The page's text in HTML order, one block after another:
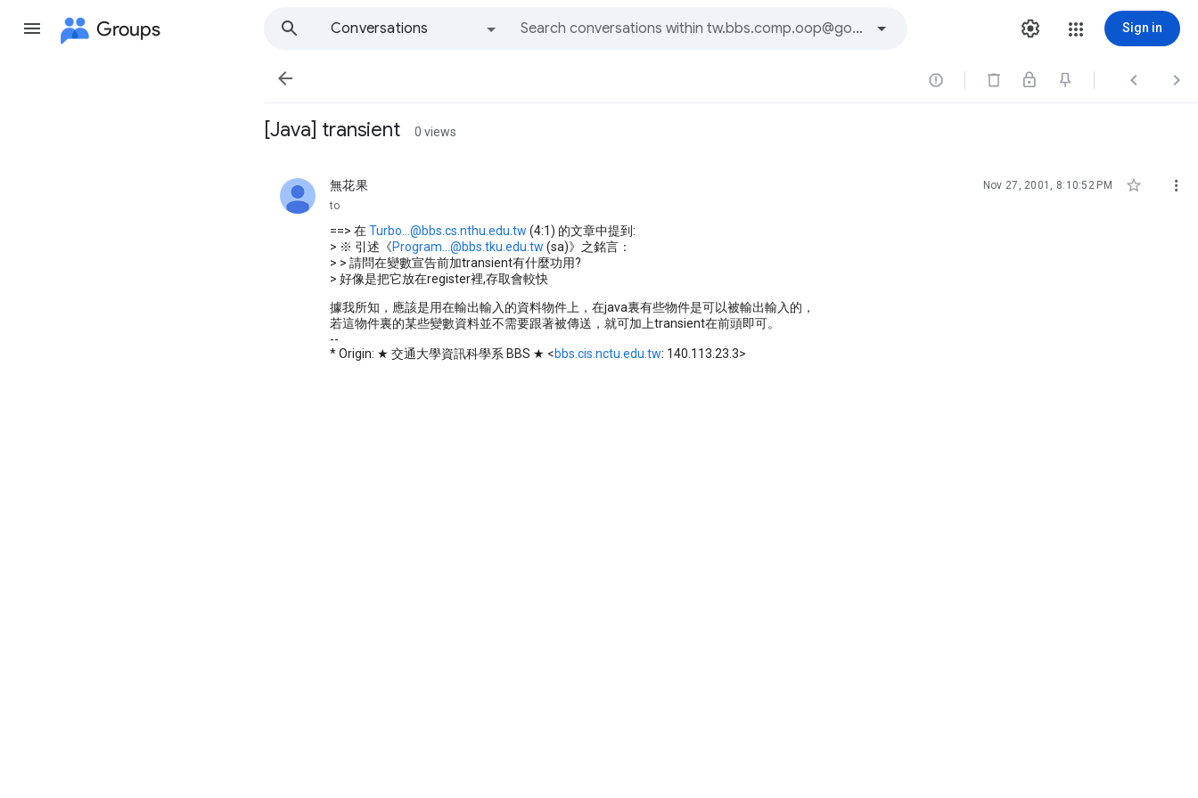
Groups
Conversations
Sign in
   
[Java] transient 0 views
無花果
unread, Nov 27, 2001, 8:10:52 PM  
to
==> 在Turbo...@bbs.cs.nthu.edu.tw (4:1) 的文章中提到:
> ※ 引述《Program...@bbs.tku.edu.tw (sa)》之銘言：
> > 請問在變數宣告前加transient有什麼功用?
> 好像是把它放在register裡,存取會較快
據我所知，應該是用在輸出輸入的資料物件上，在java裏有些物件是可以被輸出輸入的，
若這物件裏的某些變數資料並不需要跟著被傳送，就可加上transient在前頭即可。
--
* Origin: ★ 交通大學資訊科學系 BBS ★ <bbs.cis.nctu.edu.tw: 140.113.23.3>